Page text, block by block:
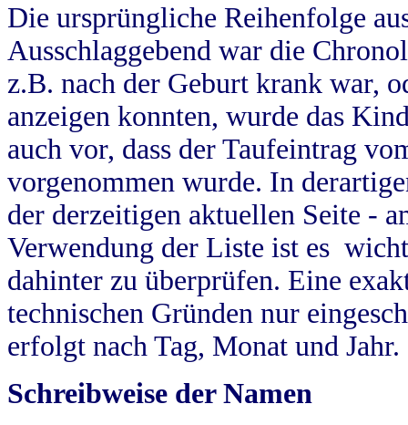
Die ursprüngliche Reihenfolge
Ausschlaggebend war die
z.B. nach der Geburt krank war,
anzeigen konnten, wurde das
auch vor, dass der Taufeintrag
vorgenommen wurde. In
der derzeitigen aktuellen Seite -
Verwendung der Liste ist es
dahinter zu überprüfen. Eine
technischen Gründen nur
erfolgt nach Tag, Monat und Jahr.
Schreibweise der Namen